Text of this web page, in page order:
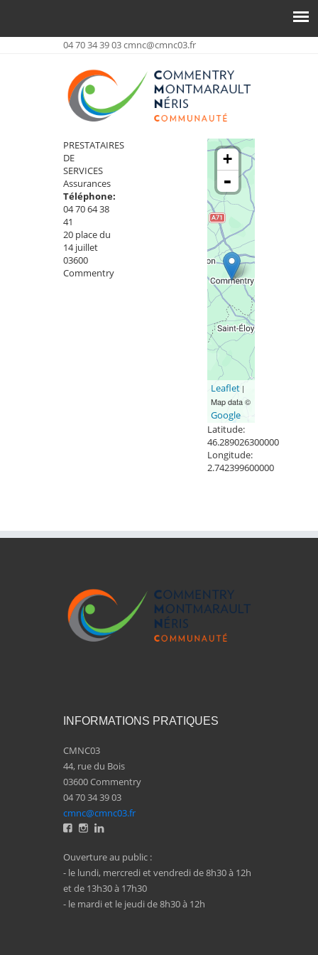
04 70 34 39 03cmnc@cmnc03.fr
PRESTATAIRES
DE
SERVICES
Assurances
Téléphone:
04 70 64 38
41
20 place du
14 juillet
03600
Commentry
+
-
Leaflet|
Map data ©
Google
Latitude:
46.289026300000
Longitude:
2.742399600000
INFORMATIONS PRATIQUES
CMNC03
44, rue du Bois
03600 Commentry
04 70 34 39 03
cmnc@cmnc03.fr
Ouverture au public :
- le lundi, mercredi et vendredi de 8h30 à 12h
et de 13h30 à 17h30
- le mardi et le jeudi de 8h30 à 12h